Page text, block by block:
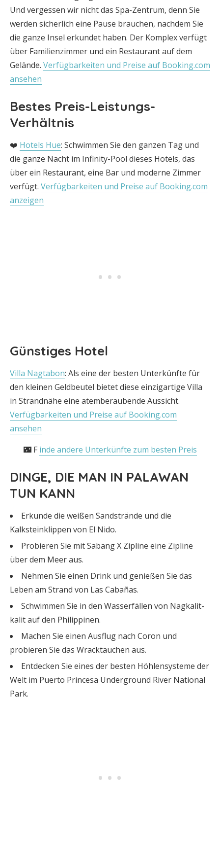
Und vergessen wir nicht das Spa-Zentrum, denn Sie
werden sicherlich eine Pause brauchen, nachdem Sie
die ganze Insel erkundet haben. Der Komplex verfügt
über Familienzimmer und ein Restaurant auf dem
Gelände. Verfügbarkeiten und Preise auf Booking.com
ansehen
Bestes Preis-Leistungs-
Verhältnis
❤️ Hotels Hue: Schwimmen Sie den ganzen Tag und
die ganze Nacht im Infinity-Pool dieses Hotels, das
über ein Restaurant, eine Bar und moderne Zimmer
verfügt. Verfügbarkeiten und Preise auf Booking.com
anzeigen
Günstiges Hotel
Villa Nagtabon: Als eine der besten Unterkünfte für
den kleinen Geldbeutel bietet diese einzigartige Villa
in Strandnähe eine atemberaubende Aussicht.
Verfügbarkeiten und Preise auf Booking.com
ansehen
🌃 F inde andere Unterkünfte zum besten Preis
DINGE, DIE MAN IN PALAWAN
TUN KANN
Erkunde die weißen Sandstrände und die
Kalksteinklippen von El Nido.
Probieren Sie mit Sabang X Zipline eine Zipline
über dem Meer aus.
Nehmen Sie einen Drink und genießen Sie das
Leben am Strand von Las Cabañas.
Schwimmen Sie in den Wasserfällen von Nagkalit-
kalit auf den Philippinen.
Machen Sie einen Ausflug nach Coron und
probieren Sie das Wracktauchen aus.
Entdecken Sie eines der besten Höhlensysteme der
Welt im Puerto Princesa Underground River National
Park.